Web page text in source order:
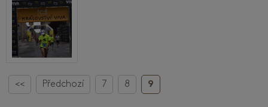
<< Předchozí 7 8 9